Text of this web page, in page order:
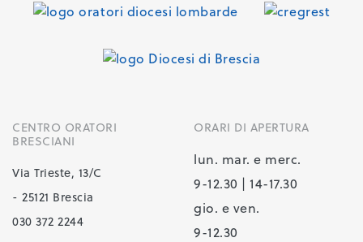
CENTRO ORATORI
BRESCIANI
Via Trieste, 13/C
- 25121 Brescia
030 372 2244
ORARI DI APERTURA
lun. mar. e merc.
9-12.30 | 14-17.30
gio. e ven.
9-12.30